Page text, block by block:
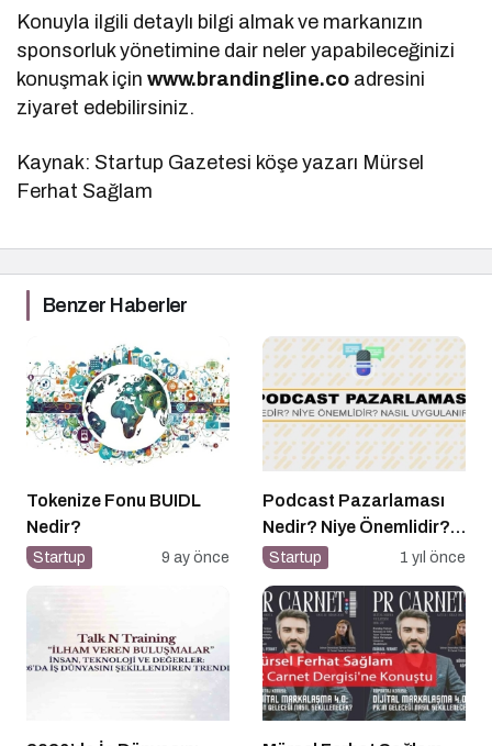
Konuyla ilgili detaylı bilgi almak ve markanızın
sponsorluk yönetimine dair neler yapabileceğinizi
konuşmak içinwww.brandingline.co adresini
ziyaret edebilirsiniz.
Kaynak: Startup Gazetesi köşe yazarı Mürsel
Ferhat Sağlam
Benzer Haberler
Tokenize Fonu BUIDL
Nedir?
Startup 9 ay önce
Podcast Pazarlaması
Nedir? Niye Önemlidir?
Podcast Pazarlaması
Startup 1 yıl önce